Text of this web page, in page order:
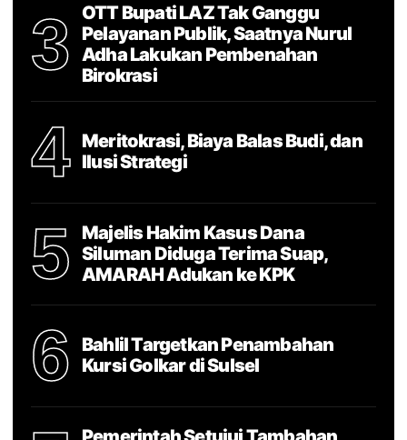
3
OTT Bupati LAZ Tak Ganggu
Pelayanan Publik, Saatnya Nurul
Adha Lakukan Pembenahan
Birokrasi
4
Meritokrasi, Biaya Balas Budi, dan
Ilusi Strategi
5
Majelis Hakim Kasus Dana
Siluman Diduga Terima Suap,
AMARAH Adukan ke KPK
6
Bahlil Targetkan Penambahan
Kursi Golkar di Sulsel